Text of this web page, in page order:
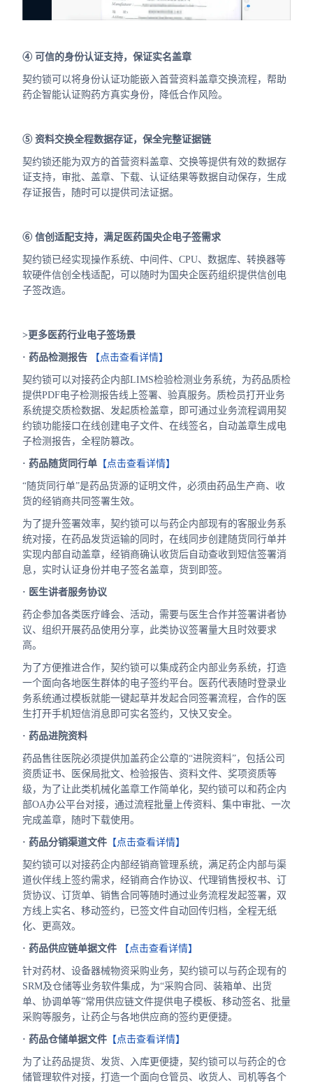
④ 可信的身份认证支持，保证实名盖章
契约锁可以将身份认证功能嵌入首营资料盖章交换流程，帮助
药企智能认证购药方真实身份，降低合作风险。
⑤ 资料交换全程数据存证，保全完整证据链
契约锁还能为双方的首营资料盖章、交换等提供有效的数据存
证支持，审批、盖章、下载、认证结果等数据自动保存，生成
存证报告，随时可以提供司法证据。
⑥ 信创适配支持，满足医药国央企电子签需求
契约锁已经实现操作系统、中间件、CPU、数据库、转换器等
软硬件信创全栈适配，可以随时为国央企医药组织提供信创电
子签改造。
>更多医药行业电子签场景
· 药品检测报告 【点击查看详情】
契约锁可以对接药企内部LIMS检验检测业务系统，为药品质检
提供PDF电子检测报告线上签署、验真服务。质检员打开业务
系统提交质检数据、发起质检盖章，即可通过业务流程调用契
约锁功能接口在线创建电子文件、在线签名，自动盖章生成电
子检测报告，全程防篡改。
· 药品随货同行单 【点击查看详情】
“随货同行单”是药品货源的证明文件，必须由药品生产商、收
货的经销商共同签署生效。
为了提升签署效率，契约锁可以与药企内部现有的客服业务系
统对接，在药品发货运输的同时，在线同步创建随货同行单并
实现内部自动盖章，经销商确认收货后自动查收到短信签署消
息，实时认证身份并电子签名盖章，货到即签。
· 医生讲者服务协议
药企参加各类医疗峰会、活动，需要与医生合作并签署讲者协
议、组织开展药品使用分享，此类协议签署量大且时效要求
高。
为了方便推进合作，契约锁可以集成药企内部业务系统，打造
一个面向各地医生群体的电子签约平台。医药代表随时登录业
务系统通过模板就能一键起草并发起合同签署流程，合作的医
生打开手机短信消息即可实名签约，又快又安全。
· 药品进院资料
药品售往医院必须提供加盖药企公章的“进院资料”，包括公司
资质证书、医保局批文、检验报告、资料文件、奖项资质等
级，为了让此类机械化盖章工作简单化，契约锁可以和药企内
部OA办公平台对接，通过流程批量上传资料、集中审批、一次
完成盖章，随时下载使用。
· 药品分销渠道文件 【点击查看详情】
契约锁可以对接药企内部经销商管理系统，满足药企内部与渠
道伙伴线上签约需求，经销商合作协议、代理销售授权书、订
货协议、订货单、销售合同等随时通过业务流程发起签署，双
方线上实名、移动签约，已签文件自动回传归档，全程无纸
化、更高效。
· 药品供应链单据文件 【点击查看详情】
针对药材、设备器械物资采购业务，契约锁可以与药企现有的
SRM及仓储等业务软件集成，为“采购合同、装箱单、出货
单、协调单等”常用供应链文件提供电子模板、移动签名、批量
采购等服务，让药企与各地供应商的签约更便捷。
· 药品仓储单据文件 【点击查看详情】
为了让药品提货、发货、入库更便捷，契约锁可以与药企的仓
储管理软件对接，打造一个面向仓管员、收货人、司机等各个